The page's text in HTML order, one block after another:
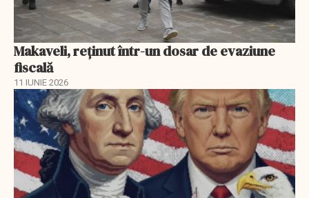
Makaveli, reţinut într-un dosar de evaziune
fiscală
11 IUNIE 2026